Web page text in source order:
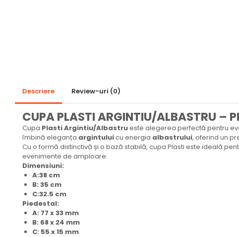
Medalii
Medalii Tematice
Medalii Non-Tematice
Accesorii Medalii
Snur Medalie
Medalii Personalizate
Personalizari Medalii
Suport medalii
Trofee
Trofee Acril
Descriere Review-uri (0)
CUPA PLASTI ARGINTIU/ALBASTRU –
Cupa Plasti Argintiu/Albastrueste alegerea perfectă pentru
îmbină eleganța argintuluicu energia albastrului, oferind un
Cu o formă distinctivă și o bază stabilă, cupa Plasti este ideală
evenimente de amploare.
Dimensiuni:
A:38 cm
B: 35 cm
C:32.5 cm
Piedestal:
A: 77 x 33 mm
B: 68 x 24 mm
C: 55 x 15 mm